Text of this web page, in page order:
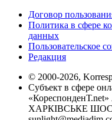
Договор
Политика в сфере
данных
Пользовательское
Редакция
© 2000-2026,
Субъект в сфере
«КореспонденТ.net»
ХАРКІВСЬКЕ ШОСЕ,